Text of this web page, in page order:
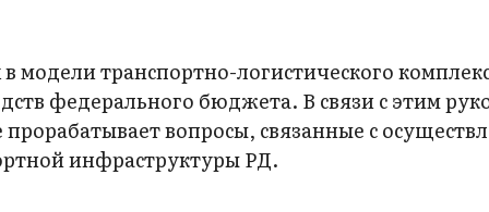
транспортно-логистического
федерального бюджета. В связи с этим
вопросы, связанные с
инфраструктуры РД.